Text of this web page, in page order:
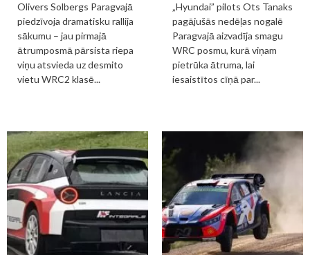
Olivers Solbergs Paragvajā
piedzīvoja dramatisku rallija
sākumu – jau pirmajā
ātrumposmā pārsista riepa
viņu atsvieda uz desmito
vietu WRC2 klasē...
„Hyundai” pilots Ots Tanaks
pagājušās nedēļas nogalē
Paragvajā aizvadīja smagu
WRC posmu, kurā viņam
pietrūka ātruma, lai
iesaistītos cīņā par...